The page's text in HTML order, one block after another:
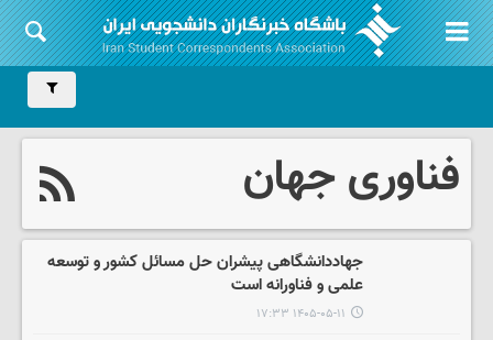
فناوری جهان
جهاددانشگاهی پیشران حل مسائل کشور و توسعه
علمی و فناورانه است
۱۴۰۵-۰۵-۱۱ ۱۷:۳۳